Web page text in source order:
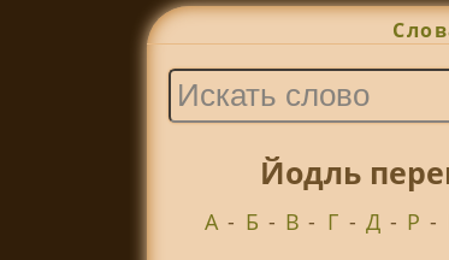
Йодль
А - Б - В - Г - Д - Р -